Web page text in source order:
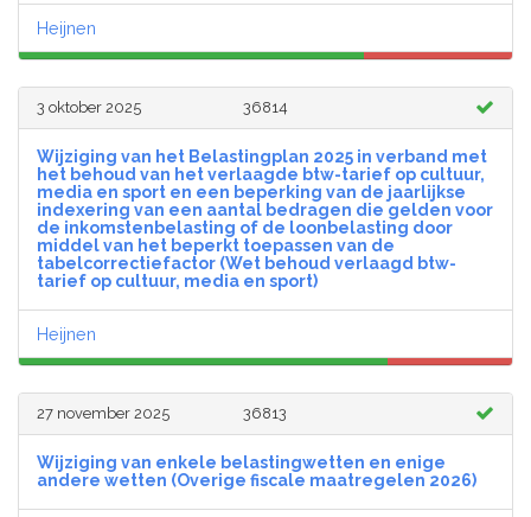
Heijnen
3 oktober 2025 36814
Wijziging van het Belastingplan 2025 in verband met
het behoud van het verlaagde btw-tarief op cultuur,
media en sport en een beperking van de jaarlijkse
indexering van een aantal bedragen die gelden voor
de inkomstenbelasting of de loonbelasting door
middel van het beperkt toepassen van de
tabelcorrectiefactor (Wet behoud verlaagd btw-
tarief op cultuur, media en sport)
Heijnen
27 november 2025 36813
Wijziging van enkele belastingwetten en enige
andere wetten (Overige fiscale maatregelen 2026)